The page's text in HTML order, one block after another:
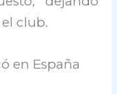
club.
en España